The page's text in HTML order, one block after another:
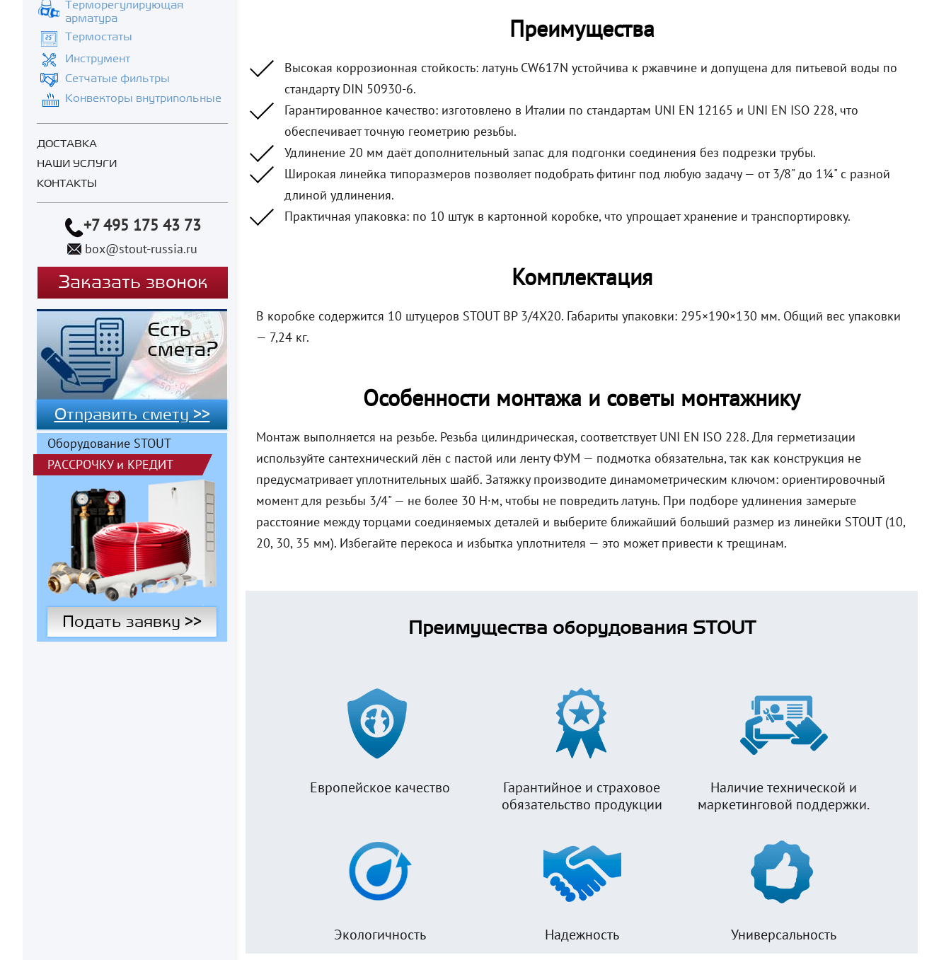
Терморегулирующая
арматура
Термостаты
Инструмент
Сетчатые фильтры
Конвекторы внутрипольные
ДОСТАВКА
НАШИ УСЛУГИ
КОНТАКТЫ
+7 495 175 43 73
box@stout-russia.ru
Заказать звонок
Отправить смету >>
Оборудование STOUT
РАССРОЧКУи КРЕДИТ
Подать заявку >>
Преимущества
Высокая коррозионная стойкость: латунь CW617N устойчива к ржавчине и допущена для питьевой воды по
стандарту DIN 50930-6.
Гарантированное качество: изготовлено в Италии по стандартам UNI EN 12165 и UNI EN ISO 228, что
обеспечивает точную геометрию резьбы.
Удлинение 20 мм даёт дополнительный запас для подгонки соединения без подрезки трубы.
Широкая линейка типоразмеров позволяет подобрать фитинг под любую задачу — от 3/8" до 1¼" с разной
длиной удлинения.
Практичная упаковка: по 10 штук в картонной коробке, что упрощает хранение и транспортировку.
Комплектация
В коробке содержится 10 штуцеров STOUT ВР 3/4X20. Габариты упаковки: 295×190×130 мм. Общий вес упаковки
— 7,24 кг.
Особенности монтажа и советы монтажнику
Монтаж выполняется на резьбе. Резьба цилиндрическая, соответствует UNI EN ISO 228. Для герметизации
используйте сантехнический лён с пастой или ленту ФУМ — подмотка обязательна, так как конструкция не
предусматривает уплотнительных шайб. Затяжку производите динамометрическим ключом: ориентировочный
момент для резьбы 3/4" — не более 30 Н·м, чтобы не повредить латунь. При подборе удлинения замерьте
расстояние между торцами соединяемых деталей и выберите ближайший больший размер из линейки STOUT (10,
20, 30, 35 мм). Избегайте перекоса и избытка уплотнителя — это может привести к трещинам.
Преимущества оборудования STOUT
Европейское качество
Гарантийное и страховое
обязательство продукции
Наличие технической и
маркетинговой поддержки.
Экологичность Надежность Универсальность